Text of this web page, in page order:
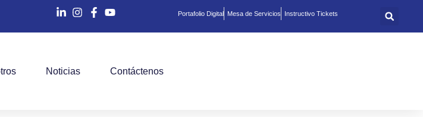
Portafolio Digital Mesa de Servicios Instructivo Tickets
Noticias Contáctenos